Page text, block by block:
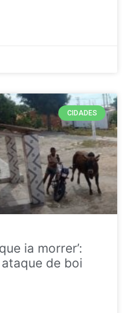
CIDADES
ia morrer’:
de boi